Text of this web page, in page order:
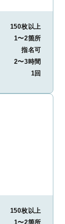
150枚以上
1〜2箇所
指名可
2〜3時間
1回
150枚以上
1〜2箇所